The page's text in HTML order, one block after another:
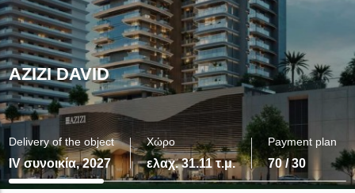
AZIZI DAVID
Delivery of the object
IV συνοικία, 2027
Χώρο
ελαχ. 31.11 τ.μ.
Payment plan
70 / 30